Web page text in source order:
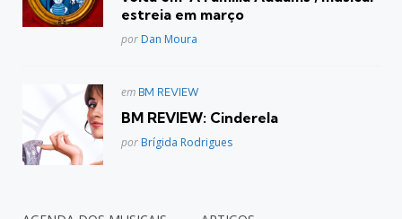
estreia em março
Posted
por Dan Moura
Postado
em BM REVIEW
BM REVIEW: Cinderela
Posted
por Brígida Rodrigues